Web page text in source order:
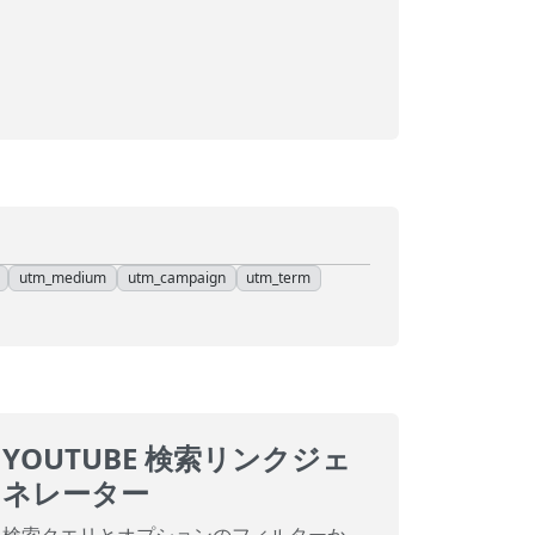
utm_medium utm_campaign
utm_term
YOUTUBE 検索リンクジェ
ネレーター